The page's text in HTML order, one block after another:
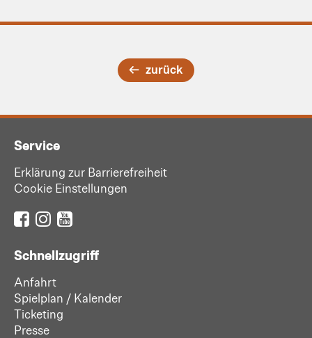
zurück
Service
Erklärung zur Barrierefreiheit
Cookie Einstellungen
Schnellzugriff
Anfahrt
Spielplan / Kalender
Ticketing
Presse